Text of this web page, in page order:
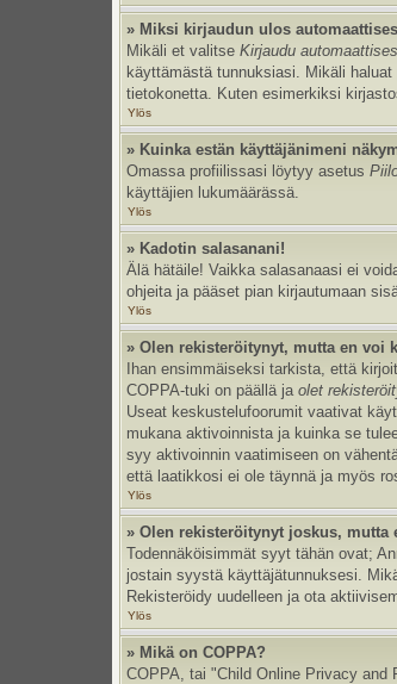
» Miksi kirjaudun ulos
Mikäli et valitseKirjaudu
käyttämästä tunnuksiasi. Mikäli
tietokonetta. Kuten esimerkiksi
Ylös
» Kuinka estän käyttäjänimeni
Omassa profiilissasi löytyy asetus
käyttäjien lukumäärässä.
Ylös
» Kadotin salasanani!
Älä hätäile! Vaikka salasanaasi ei
ohjeita ja pääset pian kirjautumaan
Ylös
» Olen rekisteröitynyt, mutta en voi
Ihan ensimmäiseksi tarkista, että
COPPA-tuki on päällä jaolet
Useat keskustelufoorumit vaativat
mukana aktivoinnista ja kuinka se
syy aktivoinnin vaatimiseen on
että laatikkosi ei ole täynnä ja myös
Ylös
» Olen rekisteröitynyt joskus, mutta
Todennäköisimmät syyt tähän ovat;
jostain syystä käyttäjätunnuksesi.
Rekisteröidy uudelleen ja ota
Ylös
» Mikä on COPPA?
COPPA, tai "Child Online Privacy